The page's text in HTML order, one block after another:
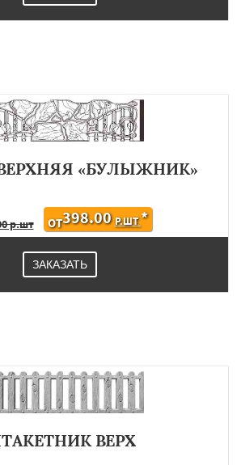
«БУЛЫЖНИК»
р.шт ОТ398.00 Р.ШТ*
ЗАКАЗАТЬ
ВЕРХ